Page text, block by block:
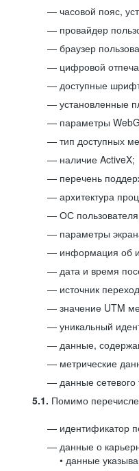
часовой пояс,
провайдер
браузер
цифровой
доступные
установленные
параметры
тип доступных
наличие ActiveX;
перечень
архитектура
ОС
параметры
информация об
дата и время
источник
значение UTM
уникальный
данные,
метрические
данные
5.1. Помимо
идентификатор
данные о
• данные